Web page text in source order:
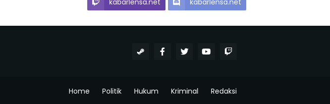
kabarlensa.net
kabarlensa.net
Home Politik Hukum Kriminal Redaksi